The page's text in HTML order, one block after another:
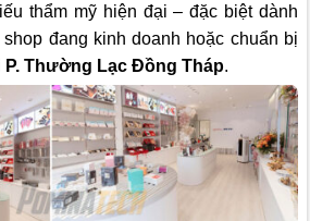
thẩm mỹ hiện đại – đặc biệt dành
đang kinh doanh hoặc chuẩn bị
P. Thường Lạc Đồng Tháp.